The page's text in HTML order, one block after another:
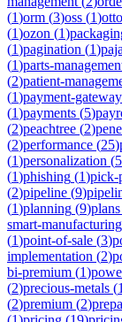
(1)orm (3)oss (1)otto
(1)ozon (1)
(1)pagination (1)
(1)parts-
(2)patient-
(1)payment-
(1)payments (5)
(2)peachtree (2)
(2)performance (25)
(1)personalization (5
(1)phishing (1)pick-
(2)pipeline (9)
(1)planning (9)plans
smart-manufacturing
(1)point-of-sale (3)
implementation (2)
bi-premium (1)
(2)precious-metals (1
(2)premium (2)